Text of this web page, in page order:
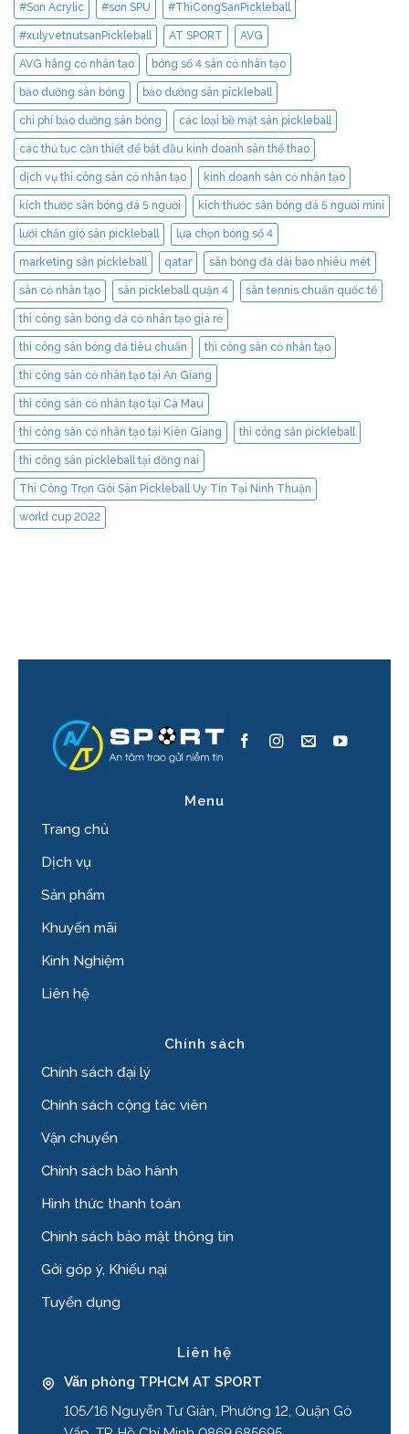
#Sơn Acrylic #sơn SPU #ThiCongSanPickleball
#xulyvetnutsanPickleball AT SPORT AVG
AVG hãng cỏ nhân tạo bóng số 4 sân cỏ nhân tạo
bảo dưỡng sân bóng bảo dưỡng sân pickleball
chi phí bảo dưỡng sân bóng các loại bề mặt sân pickleball
các thủ tục cần thiết để bắt đầu kinh doanh sân thể thao
dịch vụ thi công sân cỏ nhân tạo kinh doanh sân cỏ nhân tạo
kích thước sân bóng đá 5 người kích thước sân bóng đá 5 người mini
lưới chắn gió sân pickleball lựa chọn bóng số 4
marketing sân pickleball qatar sân bóng đá dài bao nhiêu mét
sân cỏ nhân tạo sân pickleball quận 4 sân tennis chuẩn quốc tế
thi công sân bóng đá cỏ nhân tạo giá rẻ
thi công sân bóng đá tiêu chuẩn thi công sân cỏ nhân tạo
thi công sân cỏ nhân tạo tại An Giang
thi công sân cỏ nhân tạo tại Cà Mau
thi công sân cỏ nhân tạo tại Kiên Giang thi công sân pickleball
thi công sân pickleball tại đồng nai
Thi Công Trọn Gói Sân Pickleball Uy Tín Tại Ninh Thuận
world cup 2022
Menu
Trang chủ
Dịch vụ
Sản phẩm
Khuyến mãi
Kinh Nghiệm
Liên hệ
Chính sách
Chính sách đại lý
Chính sách cộng tác viên
Vận chuyển
Chính sách bảo hành
Hình thức thanh toán
Chinh sách bảo mật thông tin
Gởi góp ý, Khiếu nại
Tuyển dụng
Liên hệ
Văn phòng TPHCM AT SPORT
105/16 Nguyễn Tư Giản, Phường 12, Quận Gò